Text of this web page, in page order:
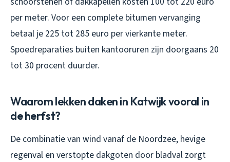
per meter. Voor een complete bitumen vervanging
betaal je 225 tot 285 euro per vierkante meter.
Spoedreparaties buiten kantooruren zijn doorgaans 20
tot 30 procent duurder.
Waarom lekken daken in Katwijk vooral in
de herfst?
De combinatie van wind vanaf de Noordzee, hevige
regenval en verstopte dakgoten door bladval zorgt